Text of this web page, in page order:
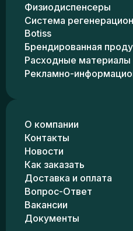
Физиодиспенсеры
Система
Botiss
Брендированная
Расходные материалы
Рекламно-
О компании
Контакты
Новости
Как заказать
Доставка и оплата
Вопрос-Ответ
Вакансии
Документы